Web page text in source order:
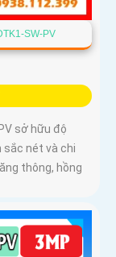
SW-PV
sở hữu độ
sắc nét và chi
thông, hồng